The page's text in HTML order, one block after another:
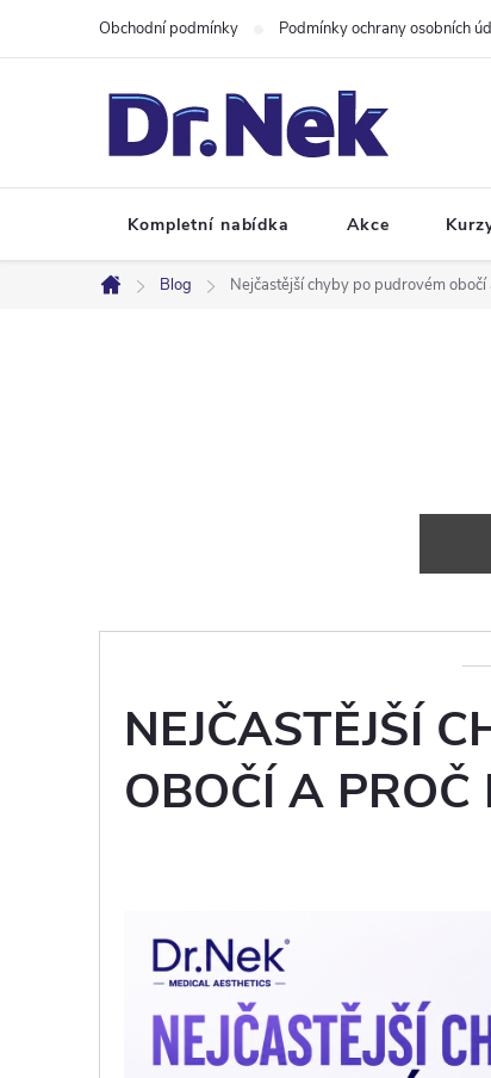
Obchodní podmínky Podmínky ochrany osobních
Kompletní nabídka Akce
Domů
Blog Nejčastější chyby po pudrovém
NEJČASTĚJŠÍ
OBOČÍ A PROČ